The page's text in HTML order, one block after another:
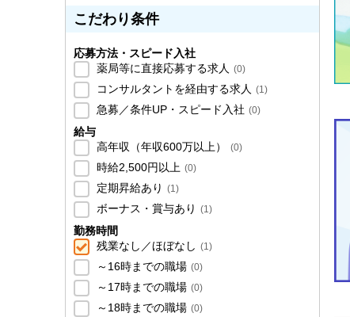
こだわり条件
応募方法・スピード入社
薬局等に直接応募する求人 (0)
コンサルタントを経由する求人 (1)
急募／条件UP・スピード入社 (0)
給与
高年収（年収600万以上）
(0)
時給2,500円以上 (0)
定期昇給あり (1)
ボーナス・賞与あり (1)
勤務時間
残業なし／ほぼなし (1)
～16時までの職場 (0)
～17時までの職場 (0)
～18時までの職場 (0)